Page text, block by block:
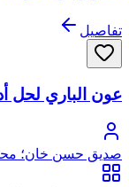
تفاصيل
عون الباري لحل
صديق حسن خان؛
الحسيني البخاري